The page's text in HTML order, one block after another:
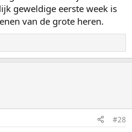
geweldige eerste week is
van de grote heren.
#28